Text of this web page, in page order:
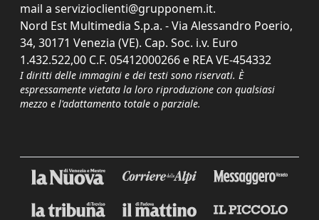
mail a servizioclienti@grupponem.it.
Nord Est Multimedia S.p.a. - Via Alessandro Poerio,
34, 30171 Venezia (VE). Cap. Soc. i.v. Euro
1.432.522,00 C.F. 05412000266 e REA VE-454332
I diritti delle immagini e dei testi sono riservati. È
espressamente vietata la loro riproduzione con qualsiasi
mezzo e l'adattamento totale o parziale.